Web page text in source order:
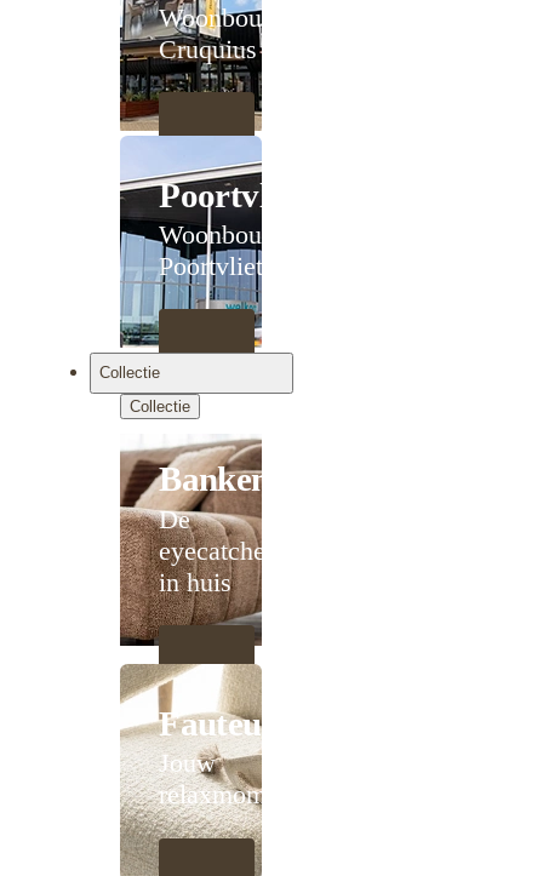
Woonboulevard
Cruquius
Poortvliet
Woonboulevard
Poortvliet XXL
Collectie
Collectie
Banken
De
eyecatcher
in huis
Fauteuils
Jouw
relaxmoment